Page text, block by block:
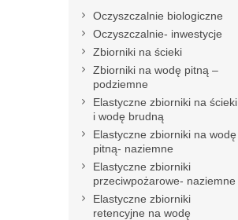
Oczyszczalnie biologiczne
Oczyszczalnie- inwestycje
Zbiorniki na ścieki
Zbiorniki na wodę pitną –
podziemne
Elastyczne zbiorniki na ścieki
i wodę brudną
Elastyczne zbiorniki na wodę
pitną- naziemne
Elastyczne zbiorniki
przeciwpożarowe- naziemne
Elastyczne zbiorniki
retencyjne na wodę